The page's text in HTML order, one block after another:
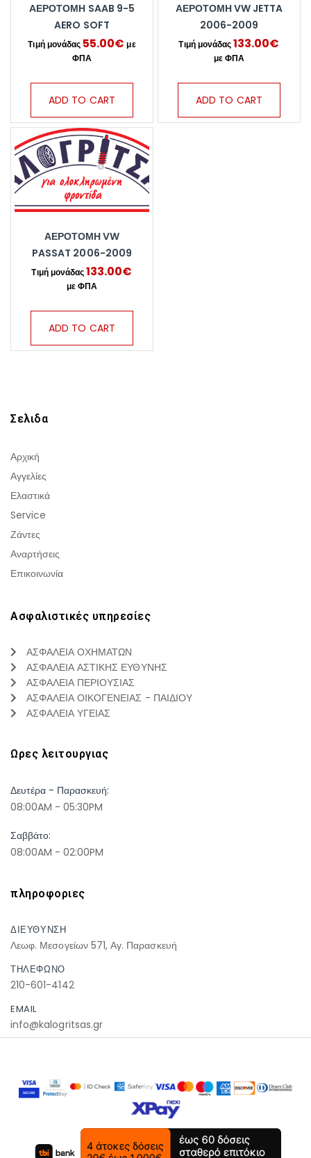
ΑΕΡΟΤΟΜΗ SAAB 9-5
AERO SOFT
55.00€
ADD TO CART
ΑΕΡΟΤΟΜΗ VW JETTA
2006-2009
133.00€
ADD TO CART
ΑΕΡΟΤΟΜΗ VW
PASSAT 2006-2009
133.00€
ADD TO CART
Σελιδα
Αρχική
Αγγελίες
Ελαστικά
Service
Ζάντες
Αναρτήσεις
Επικοινωνία
Ασφαλιστικές υπηρεσίες
ΑΣΦΑΛΕΙΑ ΟΧΗΜΑΤΩΝ
ΑΣΦΑΛΕΙΑ ΑΣΤΙΚΗΣ ΕΥΘΥΝΗΣ
ΑΣΦΑΛΕΙΑ ΠΕΡΙΟΥΣΙΑΣ
ΑΣΦΑΛΕΙΑ ΟΙΚΟΓΕΝΕΙΑΣ - ΠΑΙΔΙΟΥ
ΑΣΦΑΛΕΙΑ ΥΓΕΙΑΣ
Ωρες λειτουργιας
Δευτέρα - Παρασκευή:
08:00AM - 05:30PM
Σαββάτο:
08:00AM - 02:00PM
πληροφοριες
ΔΙΕΥΘΥΝΣΗ
Λεωφ. Μεσογείων 571, Αγ. Παρασκευή
ΤΗΛΕΦΩΝΟ
210-601-4142
EMAIL
info@kalogritsas.gr